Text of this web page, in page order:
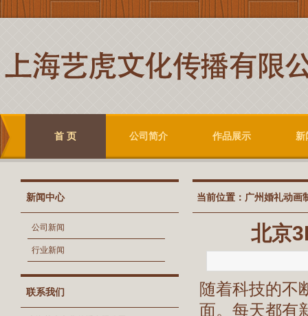
首 页 公司简介 作品展示 新
新闻中心
公司新闻
行业新闻
联系我们
当前位置： 广州婚礼动画
北京
随着科技的不
面。每天都有